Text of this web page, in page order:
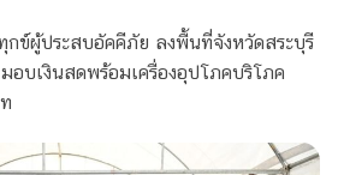
กข์ผู้ประสบอัคคีภัย ลงพื้นที่จังหวัดสระบุรี
บเงินสดพร้อมเครื่องอุปโภคบริโภค